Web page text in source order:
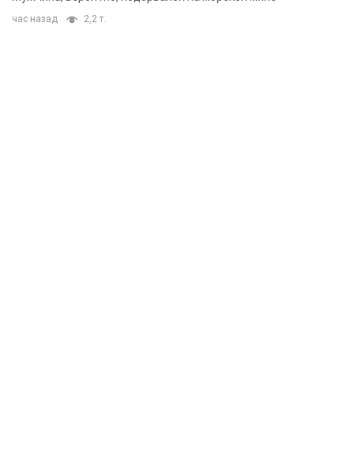
час назад 2,2 т.